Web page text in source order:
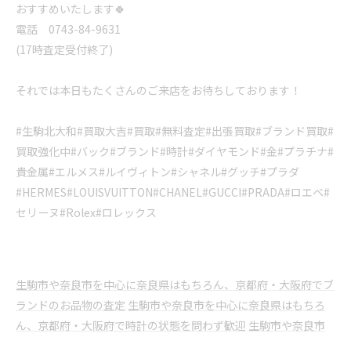
おすすめいたします🍀
電話 0743-84-9631
(17時査定受付終了)
それでは本日もたくさんのご来店をお待ちしております！
#生駒北大和#買取大吉#買取#無料査定#出張買取#ブランド買取#
買取強化中#バック#ブランド#時計#ダイヤモンド#金#プラチナ#
貴金属#エルメス#ルイヴィトン#シャネル#グッチ#プラダ
#HERMES#LOUISVUITTON#CHANEL#GUCCI#PRADA#ロエベ#
セリーヌ#Rolex#ロレックス
生駒市や奈良市を中心に奈良県はもちろん、京都府・大阪府でブ
ランドのお品物の査定 生駒市や奈良市を中心に奈良県はもちろ
ん、京都府・大阪府で時計の状態を問わず歓迎 生駒市や奈良市